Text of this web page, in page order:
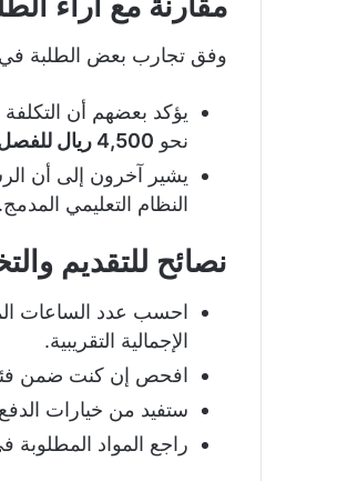
وفق تجارب بعض الطلبة
يؤكد بعضهم أن
نحو 4,500 ريال للفصل لغير السعوديين
يشير آخرون إلى أن
النظام التعليمي المدمج.
نصائح للتقديم
الإجمالية التقريبية.
افحص إن كنت ضمن فئات
ستفيد من خيارات الدفع
راجع المواد